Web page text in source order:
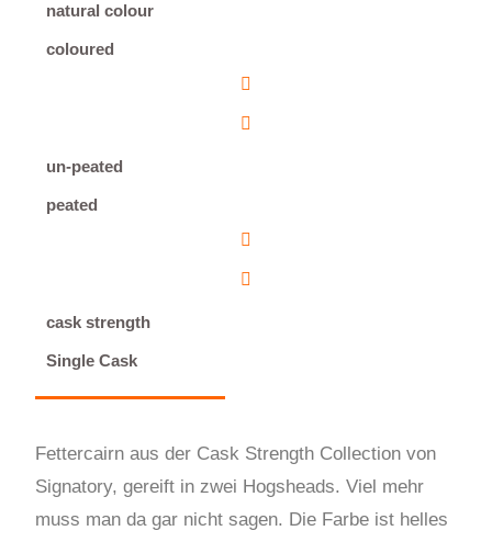
natural colour
coloured
un-peated
peated
cask strength
Single Cask
Fettercairn aus der Cask Strength Collection von
Signatory, gereift in zwei Hogsheads. Viel mehr
muss man da gar nicht sagen. Die Farbe ist helles